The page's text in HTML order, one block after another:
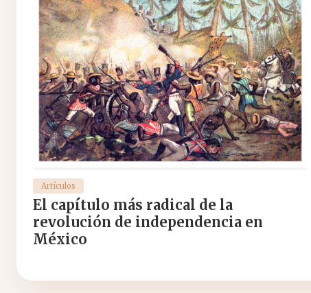
Artículos
El capítulo más radical de la
revolución de independencia en
México